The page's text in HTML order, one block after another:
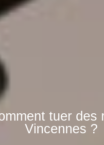
tuer des
Vincennes ?